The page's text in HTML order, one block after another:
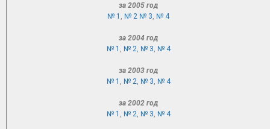
за 2005 год
№ 1
№ 2 № 3 № 4
за 2004 год
№ 1
№ 2 № 3 № 4
за 2003 год
№ 1
№ 2 № 3 № 4
за 2002 год
№ 1
№ 2 № 3 № 4